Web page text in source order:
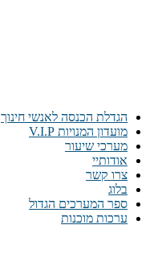
הגדלת הכנסה לאנשי חינוך
מועדון המנויות V.I.P
מערכי שיעור
אודותיי
צרו קשר
בלוג
ספר המערכים הגדול
ערכות מוכנות